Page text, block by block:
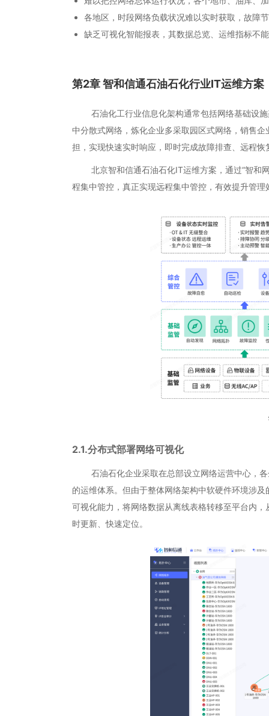
各地区，时段网络负载状况难以实时获取，故障
缺乏可视化智能报表，其数据总览、运维指标不
第2章 智和信通石油石化行业IT运维方案
石油化工行业信息化架构通常包括网络基础设施
中分散式网络，炼化企业多采取园区式网络，销售
担，实现快速实时响应，即时完成故障排查、远程
北京智和信通石油石化IT运维方案，通过“智和网
程集中管控，真正实现远程集中管控，有效提升管理
2.1.分布式部署网络可视化
石油石化企业采取在总部设立网络运营中心，各
的运维体系。但由于整体网络架构中软硬件环境涉
可视化能力，将网络数据从离线表格转移至平台内
时更新、快速定位。